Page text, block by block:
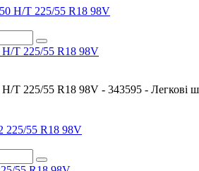
H/T 225/55 R18 98V
T 225/55 R18 98V - 343595 - Легкові